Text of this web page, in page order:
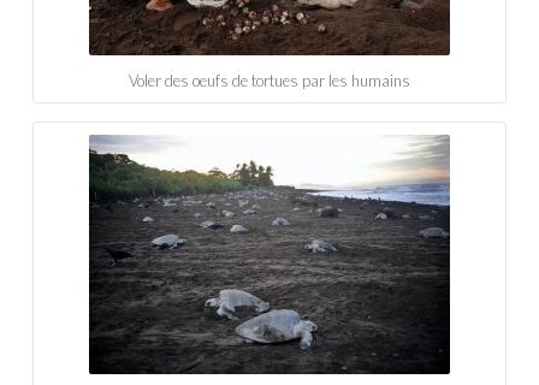
Voler des oeufs de tortues par les humains